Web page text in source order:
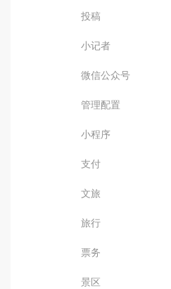
投稿
小记者
微信公众号
管理配置
小程序
支付
文旅
旅行
票务
景区